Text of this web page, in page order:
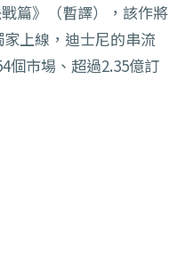
篇》（暫譯），該作將
上線，迪士尼的串流
個市場、超過2.35億訂